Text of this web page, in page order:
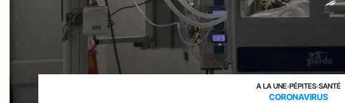
A LA UNE›PÉPITES›SANTÉ
CORONAVIRUS